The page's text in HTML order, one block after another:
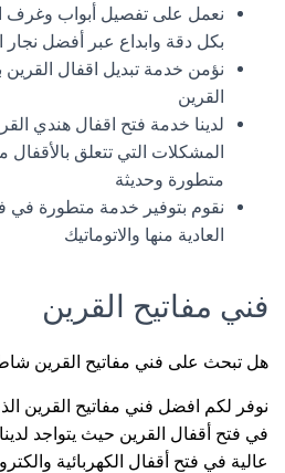
نعمل على تفصيل أبواب وغرف
بكل دقة وابداع عبر أفضل نجار
نؤمن خدمة تبديل اقفال
القرين
لدينا خدمة فتح اقفال هندي
المشكلات التي تتعلق
متطورة وحديثة
نقوم بتوفير خدمة متطورة في
العادية منها والاتوماتيك
فني مفاتيح القرين
هل تبحث على فني مفاتيح القرين
نوفر لكم افضل فني مفاتيح القرين
في فتح أقفال القرين حيث يتواجد
عالية في فتح أقفال الكهربائية